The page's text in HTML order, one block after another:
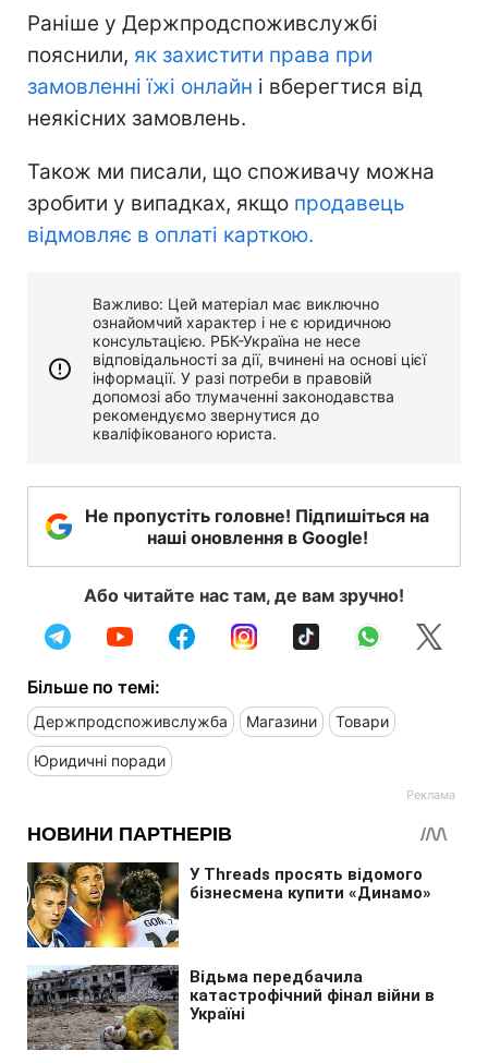
Раніше у Держпродспоживслужбі
пояснили, як захистити права при
замовленні їжі онлайн і вберегтися від
неякісних замовлень.
Також ми писали, що споживачу можна
зробити у випадках, якщо продавець
відмовляє в оплаті карткою.
Важливо: Цей матеріал має виключно
ознайомчий характер і не є юридичною
консультацією. РБК-Україна не несе
відповідальності за дії, вчинені на основі цієї
інформації. У разі потреби в правовій
допомозі або тлумаченні законодавства
рекомендуємо звернутися до
кваліфікованого юриста.
Не пропустіть головне! Підпишіться на
наші оновлення в Google!
Або читайте нас там, де вам зручно!
Більше по темі:
Держпродспоживслужба Магазини Товари
Юридичні поради